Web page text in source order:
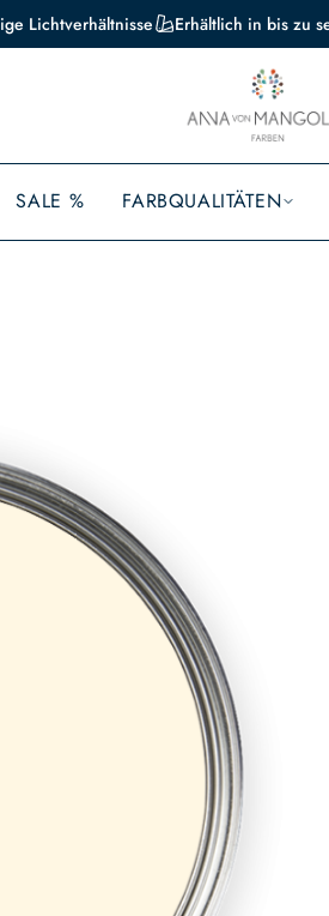
Lichtverhältnisse Erhältlich in bis zu
SALE % FARBQUALITÄTEN